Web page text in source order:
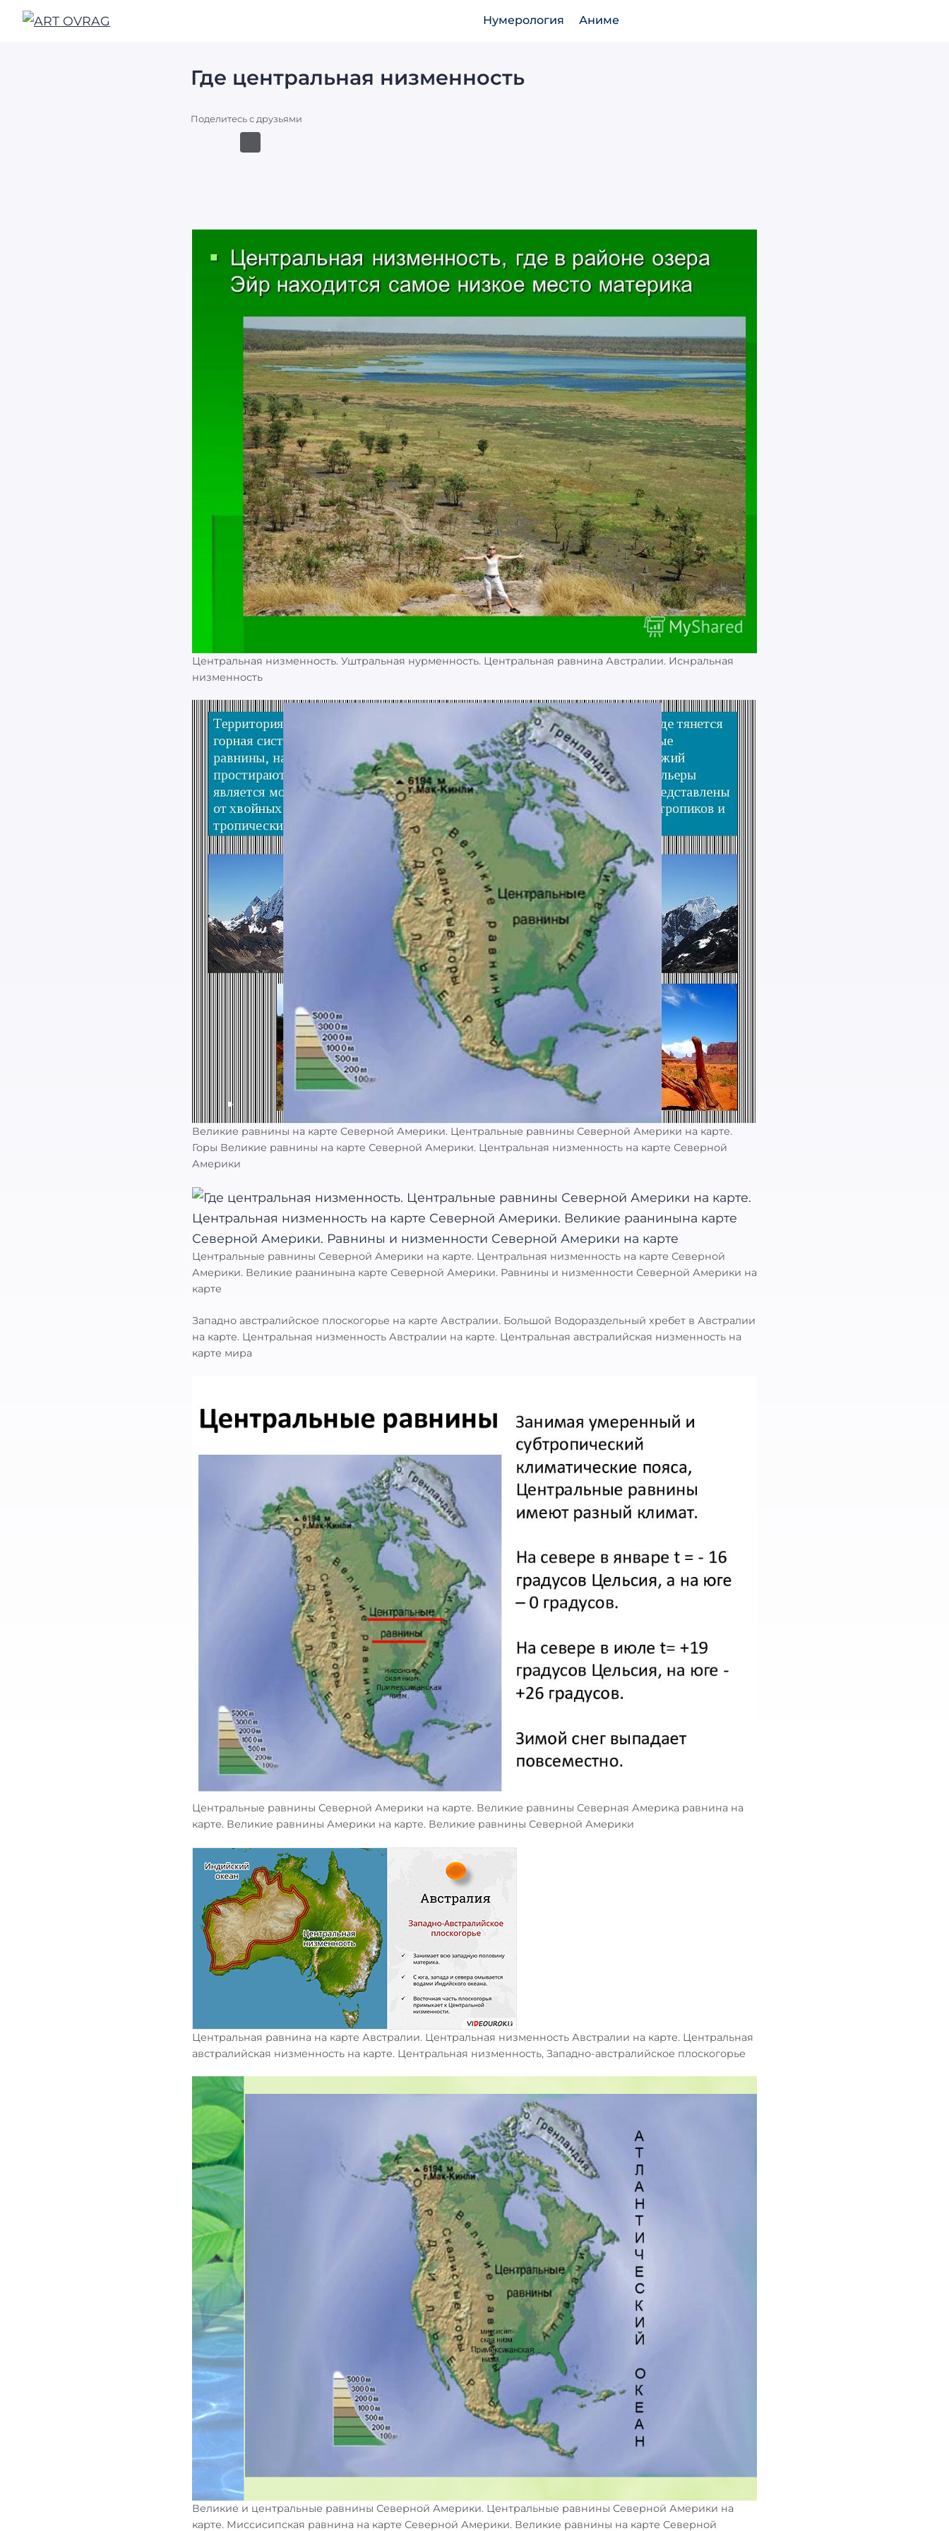
Нумерология Аниме
Где центральная низменность
Поделитесь с друзьями
Центральная низменность. Уштральная нурменность. Центральная равнина Австралии. Иснральная
низменность
Великие равнины на карте Северной Америки. Центральные равнины Северной Америки на карте.
Горы Великие равнины на карте Северной Америки. Центральная низменность на карте Северной
Америки
Центральные равнины Северной Америки на карте. Центральная низменность на карте Северной
Америки. Великие раанинына карте Северной Америки. Равнины и низменности Северной Америки на
карте
Западно австралийское плоскогорье на карте Австралии. Большой Водораздельный хребет в Австралии
на карте. Центральная низменность Австралии на карте. Центральная австралийская низменность на
карте мира
Центральные равнины Северной Америки на карте. Великие равнины Северная Америка равнина на
карте. Великие равнины Америки на карте. Великие равнины Северной Америки
Центральная равнина на карте Австралии. Центральная низменность Австралии на карте. Центральная
австралийская низменность на карте. Центральная низменность, Западно-австралийское плоскогорье
Великие и центральные равнины Северной Америки. Центральные равнины Северной Америки на
карте. Миссисипская равнина на карте Северной Америки. Великие равнины на карте Северной
Найти: